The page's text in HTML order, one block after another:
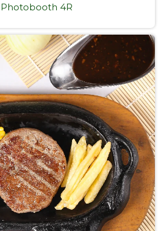
Photobooth 4R